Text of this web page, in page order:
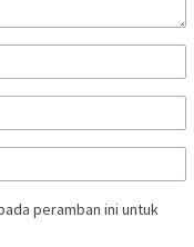
peramban ini untuk